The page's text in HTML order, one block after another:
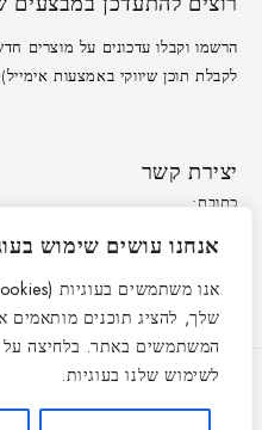
אנחנו עושים שימוש
שלך, להציג תוכנים מותאמים
המשתמשים באתר. בלחיצה
לשימוש שלנו בעוגיות.
יצירת קשר
כתובת:
service@peleandmore.co.il
ראשון-חמישי: 09:00-16:00
הרשמו וקבלו עדכונים על מוצרים
לקבלת תוכן שיווקי באמצעות